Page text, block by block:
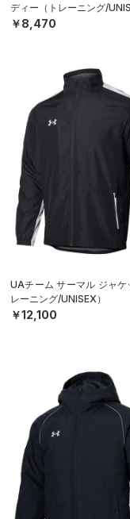
ディー（トレーニング/
￥8,470
UAチーム サーマル ジャケ
レーニング/UNISEX）
￥12,100